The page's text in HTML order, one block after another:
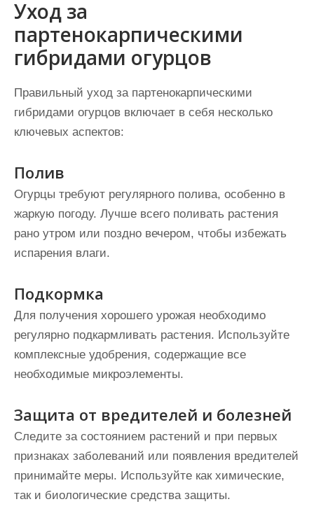
Уход за
партенокарпическими
гибридами огурцов
Правильный уход за партенокарпическими
гибридами огурцов включает в себя несколько
ключевых аспектов:
Полив
Огурцы требуют регулярного полива, особенно в
жаркую погоду. Лучше всего поливать растения
рано утром или поздно вечером, чтобы избежать
испарения влаги.
Подкормка
Для получения хорошего урожая необходимо
регулярно подкармливать растения. Используйте
комплексные удобрения, содержащие все
необходимые микроэлементы.
Защита от вредителей и болезней
Следите за состоянием растений и при первых
признаках заболеваний или появления вредителей
принимайте меры. Используйте как химические,
так и биологические средства защиты.